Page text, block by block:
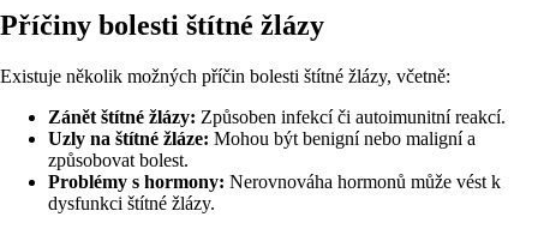
Příčiny bolesti štítné žlázy
Existuje několik možných příčin bolesti štítné žlázy, včetně:
Zánět štítné žlázy: Způsoben infekcí či autoimunitní reakcí.
Uzly na štítné žláze: Mohou být benigní nebo maligní a
způsobovat bolest.
Problémy s hormony: Nerovnováha hormonů může vést k
dysfunkci štítné žlázy.